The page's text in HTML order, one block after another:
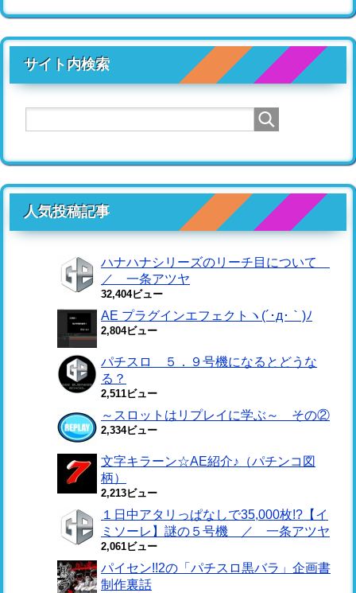
サイト内検索
人気投稿記事
ハナハナシリーズのリーチ目について
／ 一条アツヤ
32,404ビュー
AE プラグインエフェクトヽ(´･д･｀)ﾉ
2,804ビュー
パチスロ ５．９号機になるとどうな
る？
2,511ビュー
～スロットはリプレイに学ぶ～ その②
2,334ビュー
文字キラーン☆AE紹介♪（パチンコ図
柄）
2,213ビュー
１日中アタリっぱなしで35,000枚!?【イ
ミソーレ】謎の５号機 ／ 一条アツヤ
2,061ビュー
パイセン!!2の「パチスロ黒バラ」企画書
制作裏話